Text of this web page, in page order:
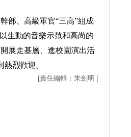
、高級軍官“三高”組成
生動的音樂示范和高尚的
展走基層、進校園演出活
烈歡迎。
[責任編輯：朱劍明 ]